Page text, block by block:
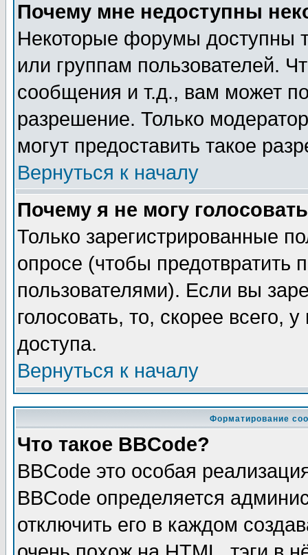
Почему мне недоступны
Некоторые форумы доступны
или группам пользователей.
сообщения и т.д., вам может
разрешение. Только
могут предоставить такое
Вернуться к началу
Почему я не могу
Только зарегистрированные
опросе (чтобы предотвратить
пользователями). Если вы
голосовать, то, скорее всего,
доступа.
Вернуться к началу
Форматирование
Что такое BBCode?
BBCode это особая
BBCode определяется
отключить его в каждом